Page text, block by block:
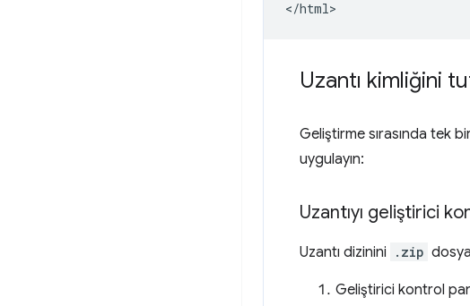
Uzantı kimliğini
Geliştirme sırasında tek
uygulayın:
Uzantıyı geliştirici
Uzantı dizinini .zip
Geliştirici kontrol